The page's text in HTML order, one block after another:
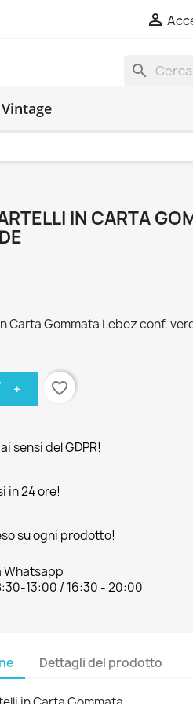

search
Vintage
IN CARTA
Carta Gommata Lebez conf.
+ favorite_border
sensi del GDPR!
in 24 ore!
su ogni prodotto!
Whatsapp
13:00 / 16:30 - 20:00
Dettagli del prodotto